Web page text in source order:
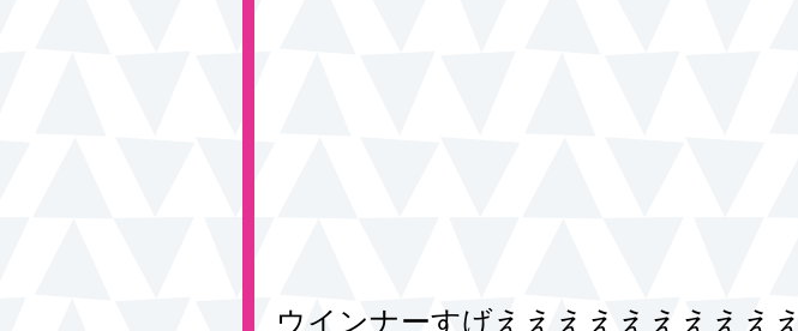
ウインナーすげえええええええええ